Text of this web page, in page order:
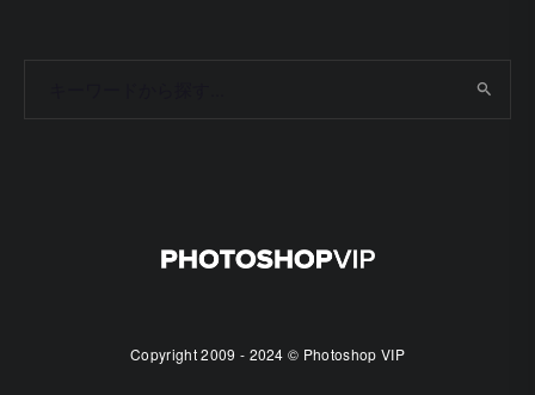
Copyright 2009 - 2024 © Photoshop VIP